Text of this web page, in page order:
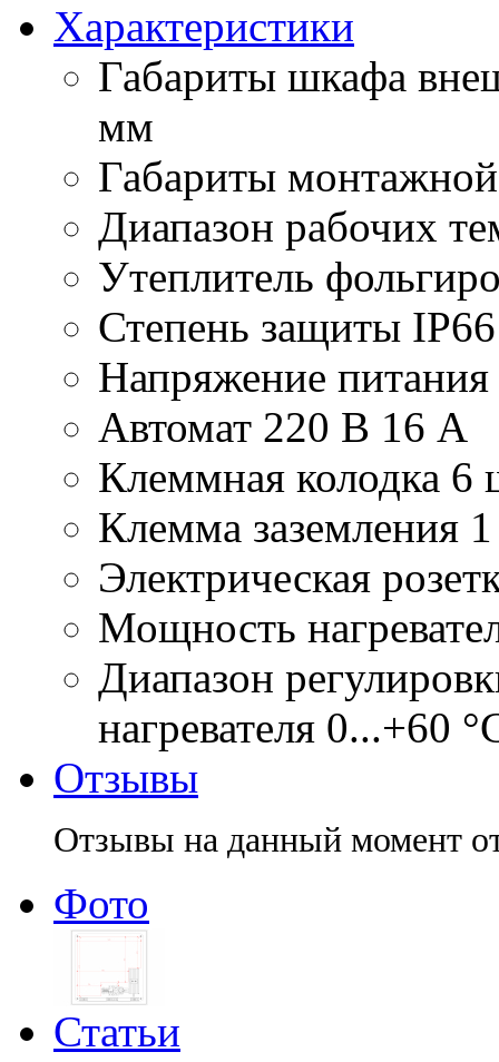
Характеристики
Габариты шкафа
мм
Габариты
Диапазон рабочих
Утеплитель
Степень защиты IP66
Напряжение питания
Автомат 220 В 16 А
Клеммная колодка 6
Клемма заземления
Электрическая
Мощность
Диапазон
нагревателя 0...+60
Отзывы
Отзывы на данный момент
Фото
Статьи